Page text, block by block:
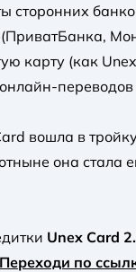
сторонних
карту (как
вошла в
она
Unex Card
Переходи по